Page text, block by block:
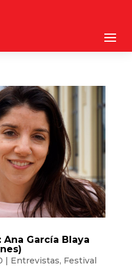
Ana García Blaya
| Entrevistas, Festival